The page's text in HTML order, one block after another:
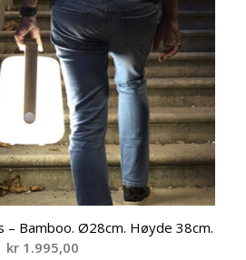
– Bamboo. Ø28cm. Høyde 38cm.
kr1.995,00